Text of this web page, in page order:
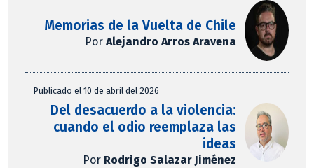
Memorias de la Vuelta de Chile
PorAlejandro Arros Aravena
Publicado el 10 de abril del 2026
Del desacuerdo a la violencia:
cuando el odio reemplaza las
ideas
Por Rodrigo Salazar Jiménez